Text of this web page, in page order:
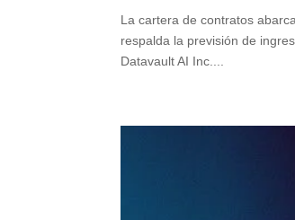
La cartera de contratos
respalda la previsión de
Datavault AI Inc....